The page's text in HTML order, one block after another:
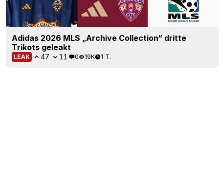
Adidas 2026 MLS „Archive Collection“ dritte
Trikots geleakt
LEAK 47 11 0 19K 1 T.